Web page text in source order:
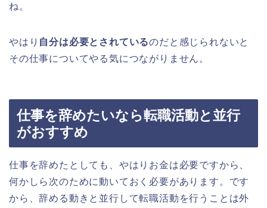
ね。
やはり 自分は必要とされているのだと感じられないと
その仕事についてやる気につながりません。
仕事を辞めたいなら転職活動と並行
がおすすめ
仕事を辞めたとしても、やはりお金は必要ですから、
何かしら次のために動いておく必要があります。です
から、辞める動きと並行して転職活動を行うことは外